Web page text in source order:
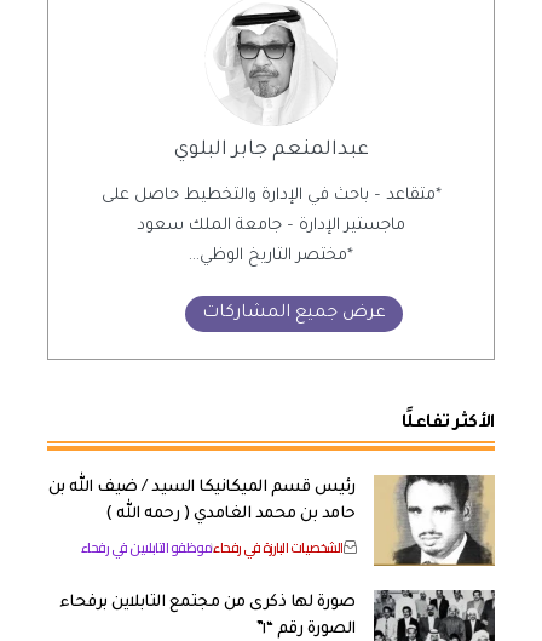
عبدالمنعم جابر البلوي
*متقاعد – باحث في الإدارة والتخطيط حاصل على
ماجستير الإدارة – جامعة الملك سعود
*مختصر التاريخ الوظي...
عرض جميع المشاركات
الأكثر تفاعلًا
رئيس قسم الميكانيكا السيد / ضيف الله بن
حامد بن محمد الغامدي ( رحمه الله )
الشخصيات البارزة في رفحاءموظفو التابلاين في رفحاء
صورة لها ذكرى من مجتمع التابلاين برفحاء
الصورة رقم “١”